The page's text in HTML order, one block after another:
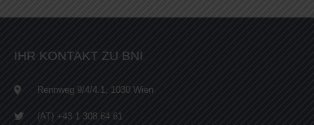
IHR KONTAKT ZU BNI
Rennweg 9/4/4.1, 1030 Wien
(AT) +43 1 308 64 61